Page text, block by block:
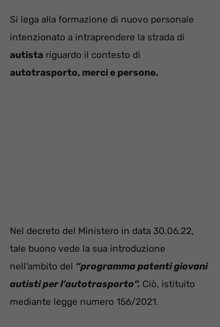
Si lega alla formazione di nuovo personale
intenzionato a intraprendere la strada di
autista riguardo il contesto di
autotrasporto, merci e persone.
Nel decreto del Ministero in data 30.06.22,
tale buono vede la sua introduzione
nell’ambito del “programma patenti giovani
autisti per l’autotrasporto”. Ciò, istituito
mediante legge numero 156/2021.